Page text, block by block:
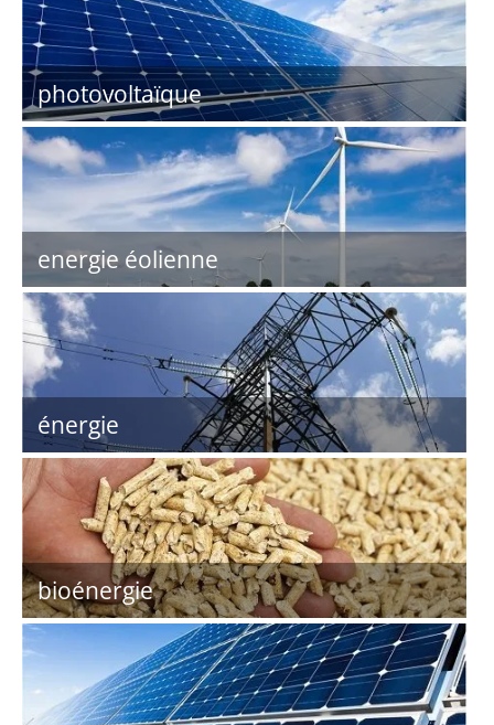
photovoltaïque
energie éolienne
énergie
bioénergie